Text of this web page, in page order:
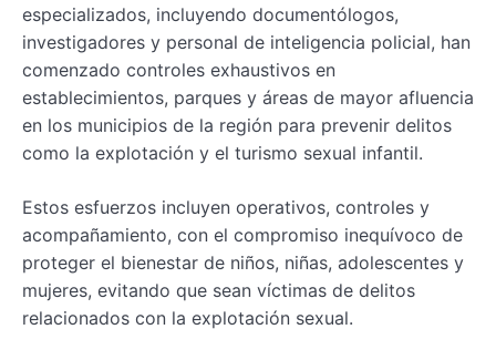
especializados, incluyendo documentólogos,
investigadores y personal de inteligencia policial, han
comenzado controles exhaustivos en
establecimientos, parques y áreas de mayor afluencia
en los municipios de la región para prevenir delitos
como la explotación y el turismo sexual infantil.
Estos esfuerzos incluyen operativos, controles y
acompañamiento, con el compromiso inequívoco de
proteger el bienestar de niños, niñas, adolescentes y
mujeres, evitando que sean víctimas de delitos
relacionados con la explotación sexual.